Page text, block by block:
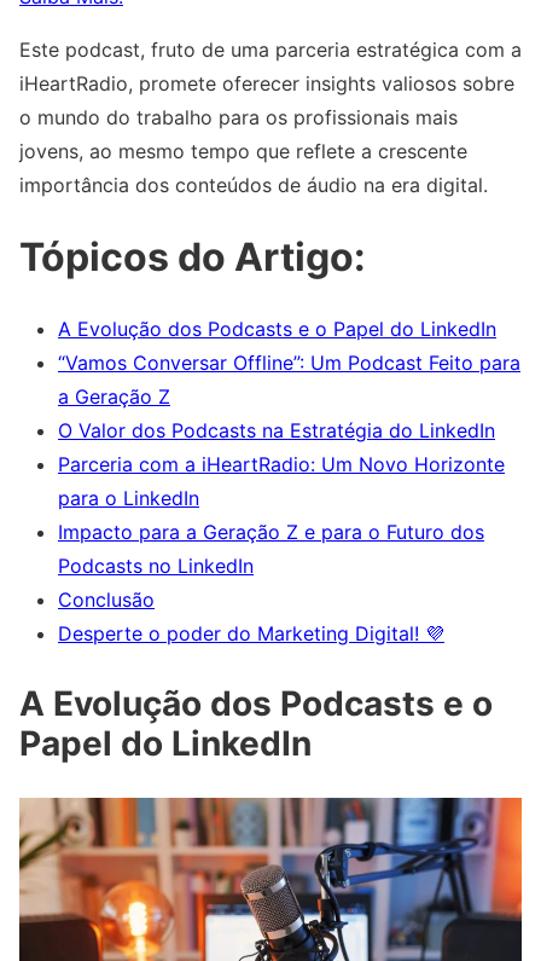
Este podcast, fruto de uma parceria estratégica com a
iHeartRadio, promete oferecer insights valiosos sobre
o mundo do trabalho para os profissionais mais
jovens, ao mesmo tempo que reflete a crescente
importância dos conteúdos de áudio na era digital.
Tópicos do Artigo:
A Evolução dos Podcasts e o Papel do LinkedIn
“Vamos Conversar Offline”: Um Podcast Feito para
a Geração Z
O Valor dos Podcasts na Estratégia do LinkedIn
Parceria com a iHeartRadio: Um Novo Horizonte
para o LinkedIn
Impacto para a Geração Z e para o Futuro dos
Podcasts no LinkedIn
Conclusão
Desperte o poder do Marketing Digital! 💜
A Evolução dos Podcasts e o
Papel do LinkedIn